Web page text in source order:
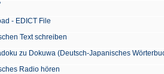
- EDICT File
Text schreiben
zu Dokuwa (Deutsch-Japanisches
Radio hören